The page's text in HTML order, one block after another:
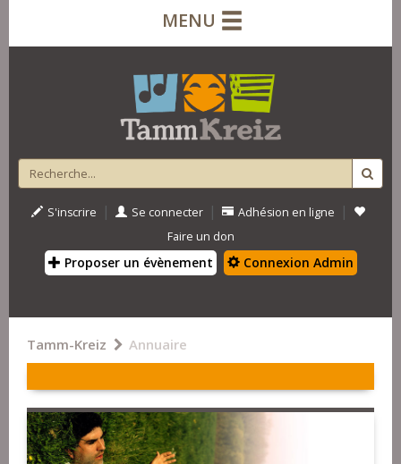
MENU
S'inscrire | Se connecter | Adhésion en ligne |
Faire un don
Proposer un évènement Connexion Admin
Tamm-Kreiz Annuaire